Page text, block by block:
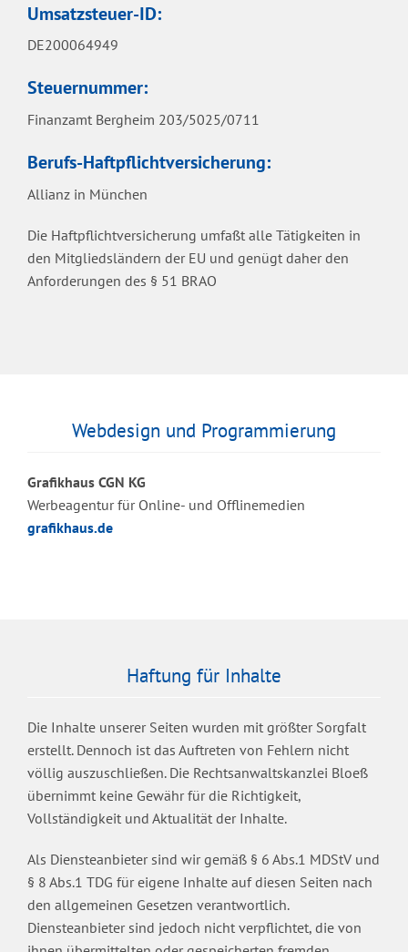
Umsatzsteuer-ID:
DE200064949
Steuernummer:
Finanzamt Bergheim 203/5025/0711
Berufs-Haftpflichtversicherung:
Allianz in München
Die Haftpflichtversicherung umfaßt alle Tätigkeiten in
den Mitgliedsländern der EU und genügt daher den
Anforderungen des § 51 BRAO
Webdesign und Programmierung
Grafikhaus CGN KG
Werbeagentur für Online- und Offlinemedien
grafikhaus.de
Haftung für Inhalte
Die Inhalte unserer Seiten wurden mit größter Sorgfalt
erstellt. Dennoch ist das Auftreten von Fehlern nicht
völlig auszuschließen. Die Rechtsanwaltskanzlei Bloeß
übernimmt keine Gewähr für die Richtigkeit,
Vollständigkeit und Aktualität der Inhalte.
Als Diensteanbieter sind wir gemäß § 6 Abs.1 MDStV und
§ 8 Abs.1 TDG für eigene Inhalte auf diesen Seiten nach
den allgemeinen Gesetzen verantwortlich.
Diensteanbieter sind jedoch nicht verpflichtet, die von